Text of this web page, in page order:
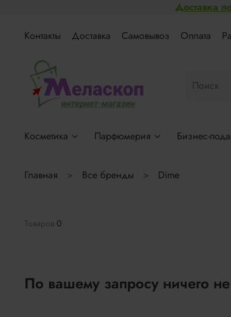
Доставка
Контакты Доставка Самовывоз Оплата
Косметика Парфюмерия Бизнес-
Главная Все бренды Dime
Товаров 0
По вашему запросу ничего